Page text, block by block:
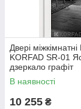
Двері
KORFAD SR-01
дзеркало графіт
В наявності
10 255 ₴